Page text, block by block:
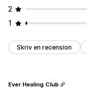
2
1
Skriv en recension
Ever Healing Club